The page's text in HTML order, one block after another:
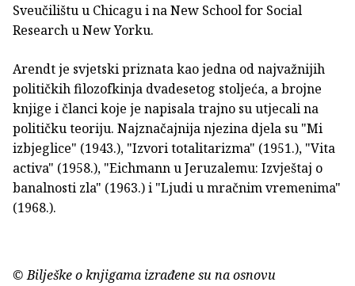
Sveučilištu u Chicagu i na New School for Social
Research u New Yorku.
Arendt je svjetski priznata kao jedna od najvažnijih
političkih filozofkinja dvadesetog stoljeća, a brojne
knjige i članci koje je napisala trajno su utjecali na
političku teoriju. Najznačajnija njezina djela su "Mi
izbjeglice" (1943.), "Izvori totalitarizma" (1951.), "Vita
activa" (1958.), "Eichmann u Jeruzalemu: Izvještaj o
banalnosti zla" (1963.) i "Ljudi u mračnim vremenima"
(1968.).
© Bilješke o knjigama izrađene su na osnovu